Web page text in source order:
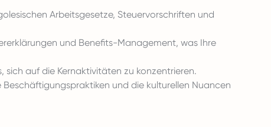
Arbeitsgesetze, Steuervorschriften und
und Benefits-Management, was Ihre
sich auf die Kernaktivitäten zu konzentrieren.
und die kulturellen Nuancen